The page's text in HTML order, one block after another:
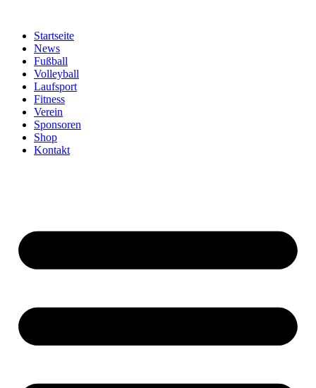
springenStartseite
News
Fußball
Volleyball
Laufsport
Fitness
Verein
Sponsoren
Shop
Kontakt